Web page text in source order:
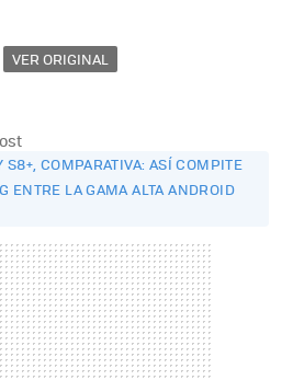
VER ORIGINAL
COMPARATIVA: ASÍ COMPITE
ENTRE LA GAMA ALTA ANDROID